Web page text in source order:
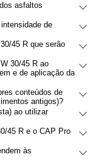
asfaltos
de
45 R que serão
30/45 R ao
e de aplicação da
conteúdos de
antigos)?
ao utilizar
45 R e o CAP Pro
às